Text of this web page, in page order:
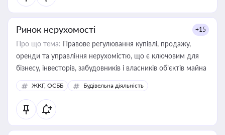
Ринок нерухомості +15
Про що тема: Правове регулювання купівлі, продажу,
оренди та управління нерухомістю, що є ключовим для
бізнесу, інвесторів, забудовників і власників об’єктів майна
ЖКГ, ОСББ Будівельна діяльність